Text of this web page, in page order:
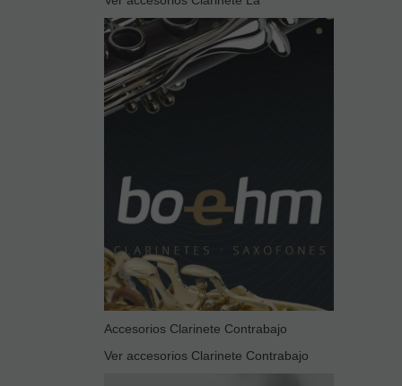
Accesorios Clarinete Contrabajo
Ver accesorios Clarinete Contrabajo